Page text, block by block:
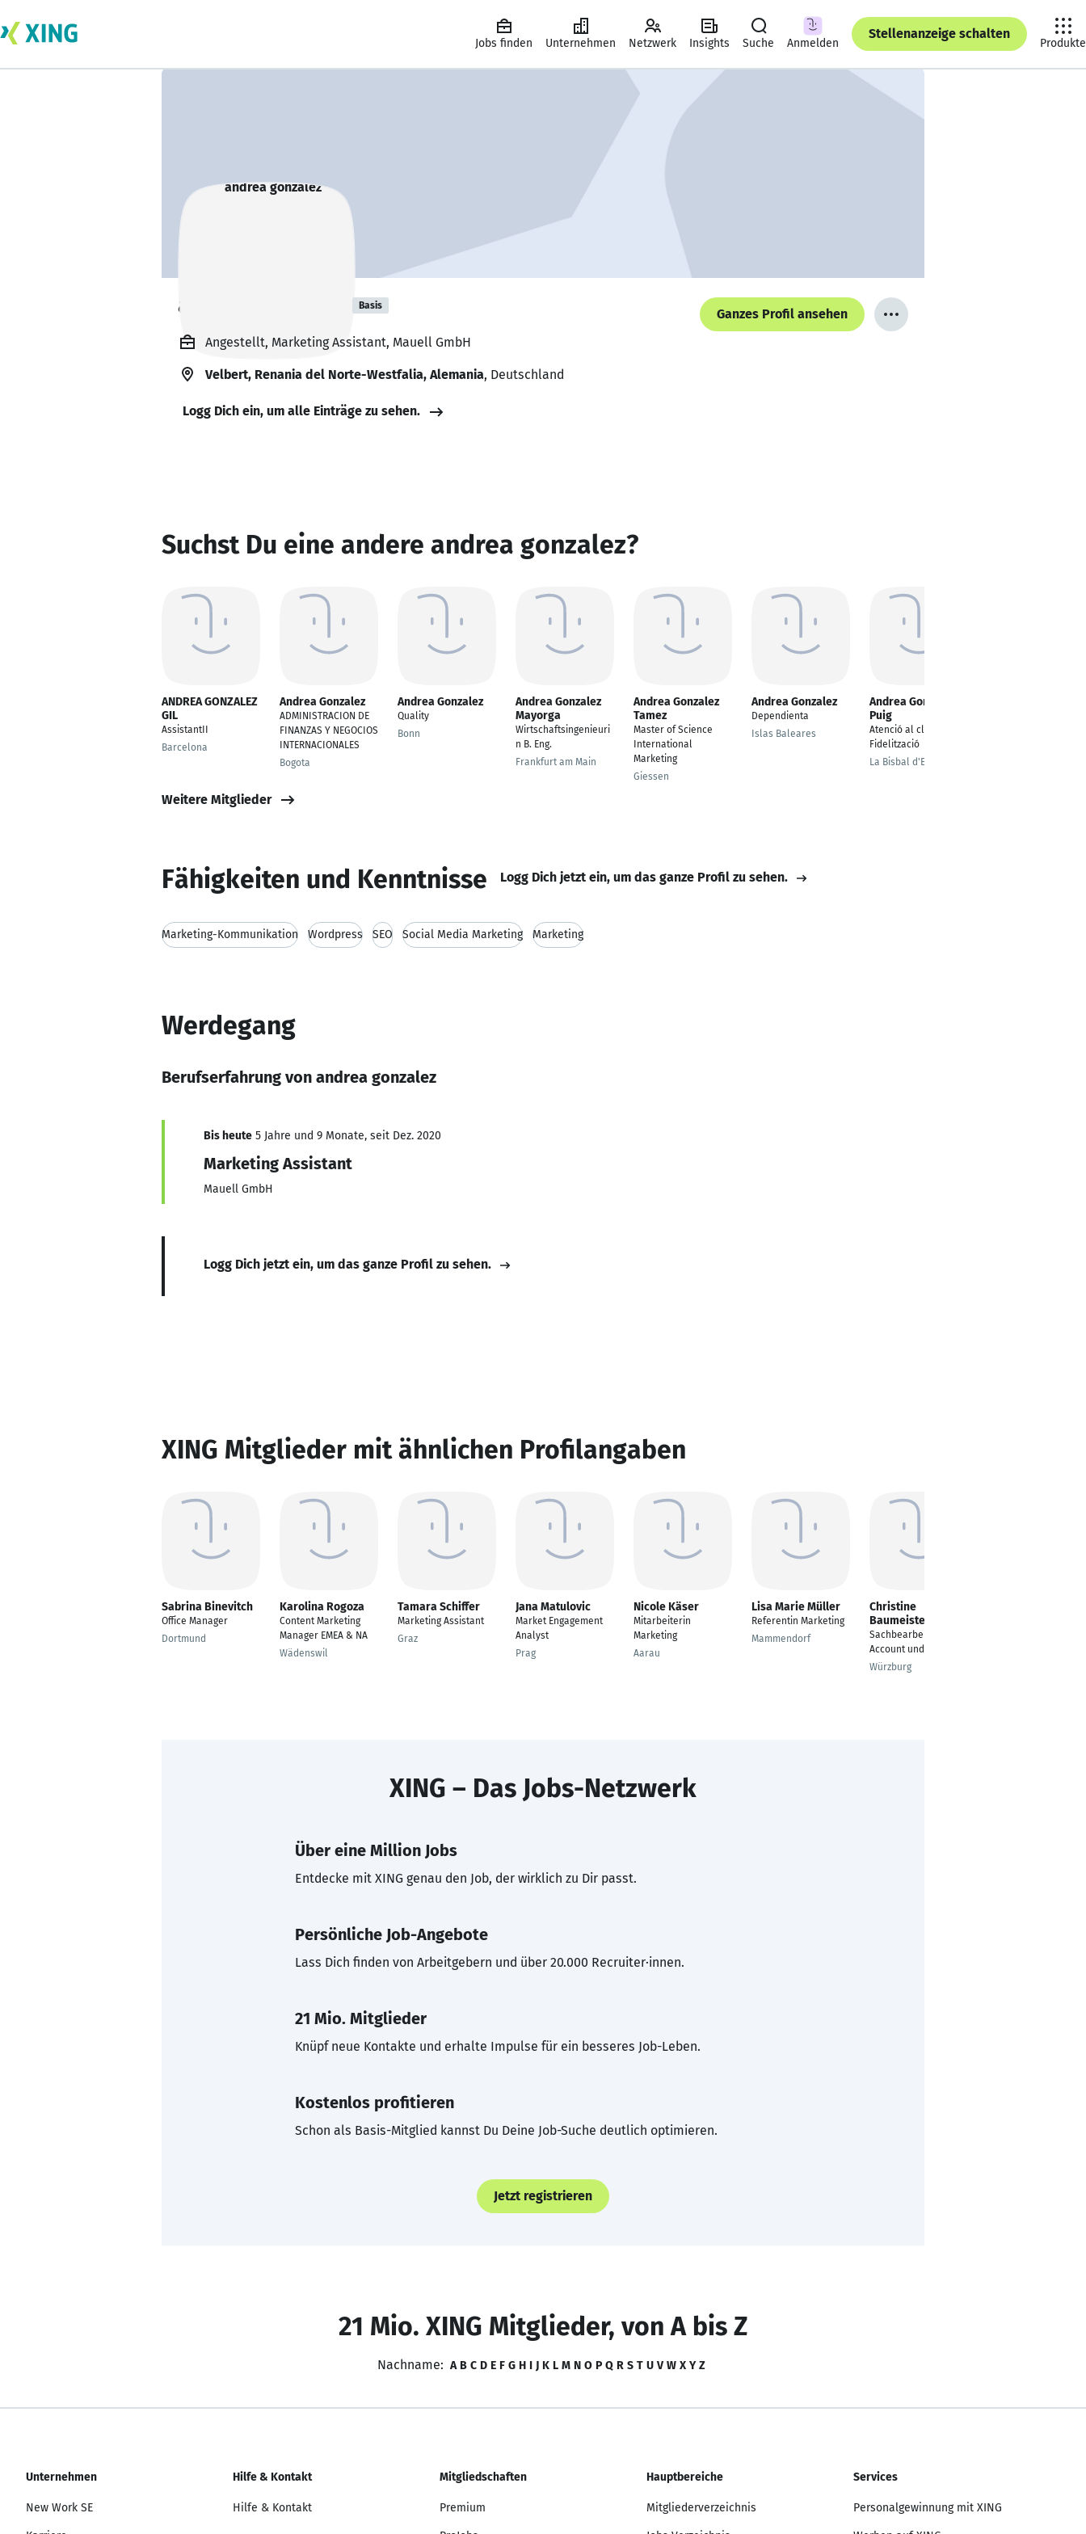
Jobs finden Unternehmen Netzwerk Insights Suche Anmelden
Stellenanzeige schalten
Produkte
andrea gonzalez Basis
Ganzes Profil ansehen
Angestellt, Marketing Assistant, Mauell GmbH
Velbert, Renania del Norte-Westfalia, Alemania, Deutschland
Logg Dich ein, um alle Einträge zu sehen.
Suchst Du eine andere andrea gonzalez?
ANDREA GONZALEZ
GIL
AssistantII
Barcelona
Andrea Gonzalez
ADMINISTRACION DE
FINANZAS Y NEGOCIOS
INTERNACIONALES
Bogota
Andrea Gonzalez
Quality
Bonn
Andrea Gonzalez
Mayorga
Wirtschaftsingenieuri
n B. Eng.
Frankfurt am Main
Andrea Gonzalez
Tamez
Master of Science
International
Marketing
Giessen
Andrea Gonzalez
Dependienta
Islas Baleares
Andrea González
Puig
Atenció al client.
Fidelització
La Bisbal d'Empordà
Weitere Mitglieder
Fähigkeiten und Kenntnisse Logg Dich jetzt ein, um das ganze Profil zu sehen.
Marketing-Kommunikation Wordpress SEO Social Media Marketing Marketing
Werdegang
Berufserfahrung von andrea gonzalez
Bis heute 5 Jahre und 9 Monate, seit Dez. 2020
Marketing Assistant
Mauell GmbH
Logg Dich jetzt ein, um das ganze Profil zu sehen.
XING Mitglieder mit ähnlichen Profilangaben
Sabrina Binevitch
Office Manager
Dortmund
Karolina Rogoza
Content Marketing
Manager EMEA & NA
Wädenswil
Tamara Schiffer
Marketing Assistant
Graz
Jana Matulovic
Market Engagement
Analyst
Prag
Nicole Käser
Mitarbeiterin
Marketing
Aarau
Lisa Marie Müller
Referentin Marketing
Mammendorf
Christine
Baumeister
Sachbearbeiterin Key
Account und Export
Würzburg
XING – Das Jobs-Netzwerk
Über eine Million Jobs
Entdecke mit XING genau den Job, der wirklich zu Dir passt.
Persönliche Job-Angebote
Lass Dich finden von Arbeitgebern und über 20.000 Recruiter·innen.
21 Mio. Mitglieder
Knüpf neue Kontakte und erhalte Impulse für ein besseres Job-Leben.
Kostenlos profitieren
Schon als Basis-Mitglied kannst Du Deine Job-Suche deutlich optimieren.
Jetzt registrieren
21 Mio. XING Mitglieder, von A bis Z
Nachname: A B C D E F G H I J K L M N O P Q R S T U V W X Y Z
Unternehmen
New Work SE
Hilfe & Kontakt
Hilfe & Kontakt
Mitgliedschaften
Premium
Hauptbereiche
Mitgliederverzeichnis
Services
Personalgewinnung mit XING